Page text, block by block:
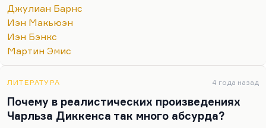
перечисленные авторы (прежде всего, конечно,
Макьюэн) взяли от старой Британии лучшее, а
именно — этическую определённость, строгость
этического кодекса. У них нет
постмодернистской относительности.
Вот этого морального релятивизма нет в текстах
Эмиса, как и в текстах его…
Джулиан Барнс
Иэн Макьюэн
Иэн Бэнкс
Мартин Эмис
ЛИТЕРАТУРА 4 года назад
Почему в реалистических произведениях
Чарльза Диккенса так много абсурда?